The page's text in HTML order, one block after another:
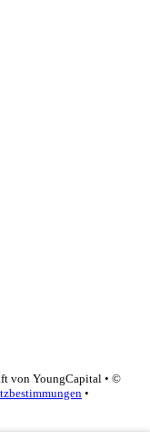
von YoungCapital • ©
•